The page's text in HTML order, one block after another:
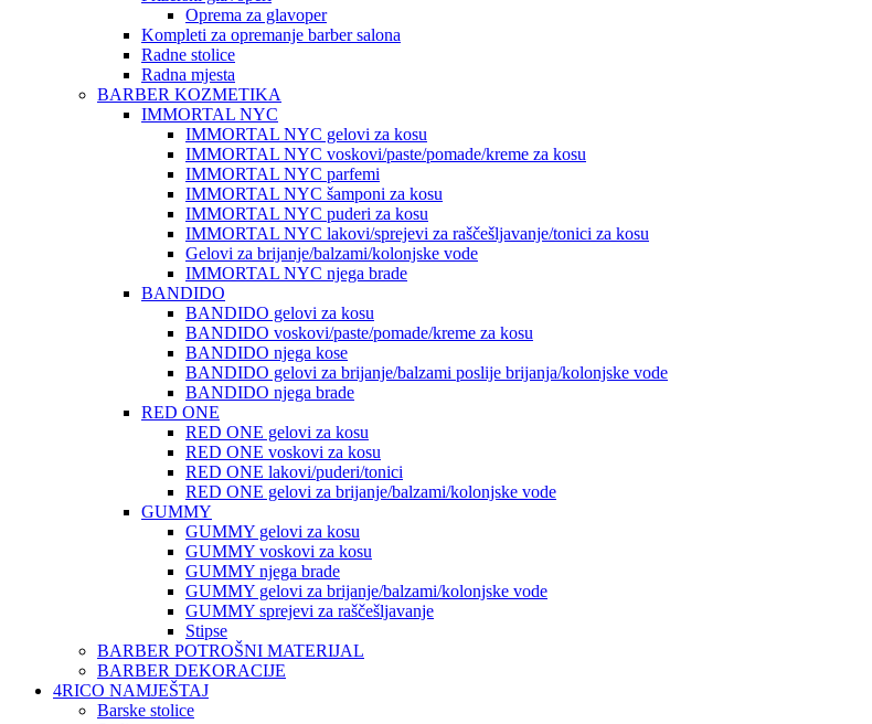
Oprema za glavoper
Kompleti za opremanje barber salona
Radne stolice
Radna mjesta
BARBER KOZMETIKA
IMMORTAL NYC
IMMORTAL NYC gelovi za kosu
IMMORTAL NYC voskovi/paste/pomade/kreme za kosu
IMMORTAL NYC parfemi
IMMORTAL NYC šamponi za kosu
IMMORTAL NYC puderi za kosu
IMMORTAL NYC lakovi/sprejevi za raščešljavanje/tonici za kosu
Gelovi za brijanje/balzami/kolonjske vode
IMMORTAL NYC njega brade
BANDIDO
BANDIDO gelovi za kosu
BANDIDO voskovi/paste/pomade/kreme za kosu
BANDIDO njega kose
BANDIDO gelovi za brijanje/balzami poslije brijanja/kolonjske vode
BANDIDO njega brade
RED ONE
RED ONE gelovi za kosu
RED ONE voskovi za kosu
RED ONE lakovi/puderi/tonici
RED ONE gelovi za brijanje/balzami/kolonjske vode
GUMMY
GUMMY gelovi za kosu
GUMMY voskovi za kosu
GUMMY njega brade
GUMMY gelovi za brijanje/balzami/kolonjske vode
GUMMY sprejevi za raščešljavanje
Stipse
BARBER POTROŠNI MATERIJAL
BARBER DEKORACIJE
4RICO NAMJEŠTAJ
Barske stolice